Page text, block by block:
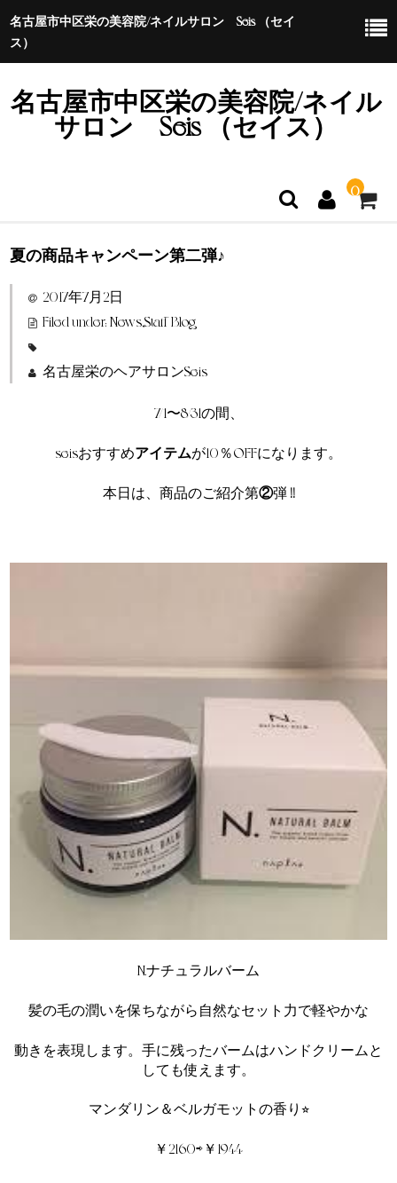
名古屋市中区栄の美容院/ネイルサロン Seis （セイ
ス）
名古屋市中区栄の美容院/ネイル
サロン Seis （セイス）
0
ホーム
特定商取引法に基づく表示
夏の商品キャンペーン第二弾♪
2017年7月2日
Filed under:News,Staff Blog
名古屋栄のヘアサロンSeis
7/1〜8/31の間、
seisおすすめアイテムが10％OFFになります。
本日は、商品のご紹介第②弾 !!
N.ナチュラルバーム
髪の毛の潤いを保ちながら自然なセット力で軽やかな
動きを表現します。手に残ったバームはハンドクリームと
しても使えます。
マンダリン＆ベルガモットの香り⭐︎
￥2160⇨￥1944